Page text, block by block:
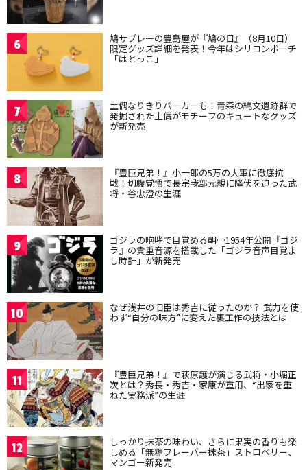
6 鳩サブレーの豊島屋が『鳩の日』（8月10日）
限定グッズ詳細を発表！今年はシリコンポーチ
「はとっこ」
7 土偶なりきりパーカーも！青森の縄文遺跡群で
発掘された土偶がモチーフのキュートなグッズ
が新発売
8 『豊臣兄弟！』小一郎の5万の大軍に徹底抗
戦！切腹覚悟で長宗我部元親に降伏を迫った武
将・谷忠澄の生涯
9 ゴジラの咆哮で目覚める朝…1954年公開『ゴジ
ラ』の貴重音源を搭載した「ゴジラ音声目覚ま
し時計」が新発売
10 なぜ浅井の旧臣は秀吉に従ったのか？ 武力を使
わず“自分の味方”に変えた裏工作の技法とは
11 『豊臣兄弟！』で萩原護が演じる武将・小堀正
次とは？秀長・秀吉・家康が重用、“出家を重
ねた実務派”の生涯
12 しっかり抹茶の味わい、さらに果実の香りも楽
しめる「無糖フレーバー抹茶」ストロベリー、
マンゴー新発売